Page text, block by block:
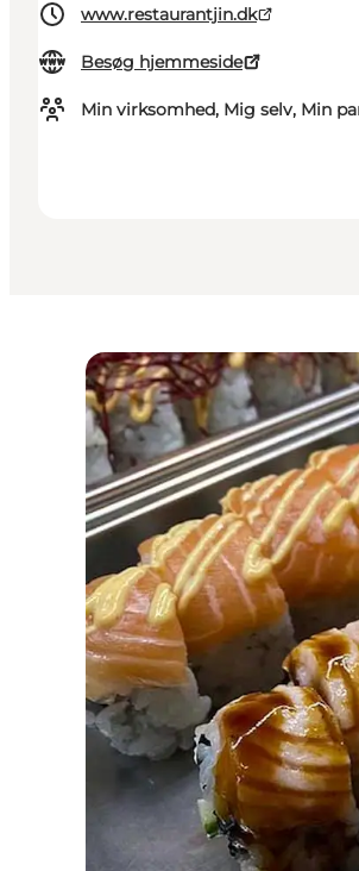
www.restaurantjin.dk
Besøg hjemmeside
Min virksomhed, Mig selv, Min